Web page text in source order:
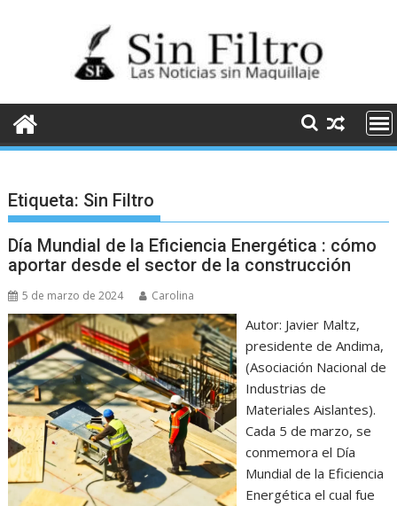
Etiqueta: Sin Filtro
Día Mundial de la Eficiencia Energética : cómo
aportar desde el sector de la construcción
5 de marzo de 2024 Carolina
Autor: Javier Maltz,
presidente de Andima,
(Asociación Nacional de
Industrias de
Materiales Aislantes).
Cada 5 de marzo, se
conmemora el Día
Mundial de la Eficiencia
Energética el cual fue